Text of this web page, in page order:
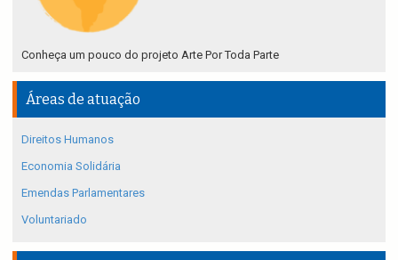
Conheça um pouco do projeto Arte Por Toda Parte
Áreas de atuação
Direitos Humanos
Economia Solidária
Emendas Parlamentares
Voluntariado